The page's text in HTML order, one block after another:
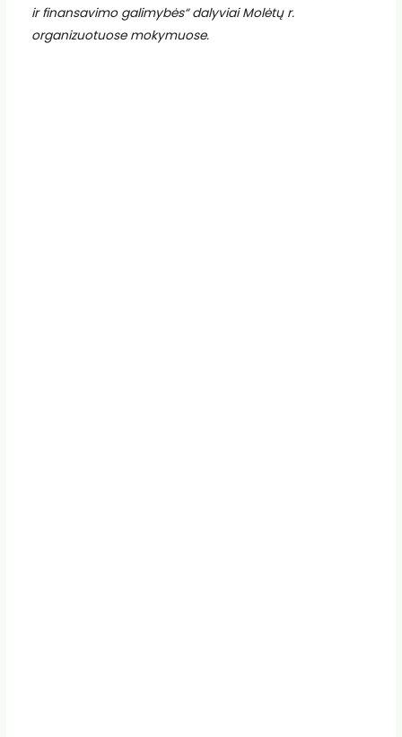
ir finansavimo galimybės“ dalyviai Molėtų r.
organizuotuose mokymuose.